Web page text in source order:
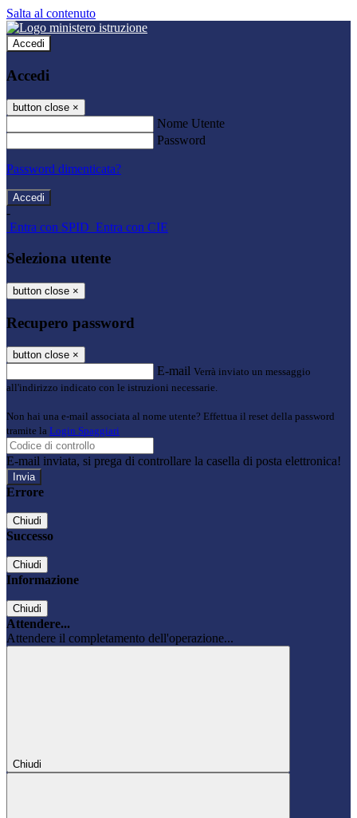
Salta al contenuto
Accedi
Accedi
button close ×
Nome Utente
Password
Password dimenticata?
-
Entra con SPID Entra con CIE
Seleziona utente
button close ×
Recupero password
button close ×
E-mail Verrà inviato un messaggio
all'indirizzo indicato con le istruzioni necessarie.
Non hai una e-mail associata al nome utente? Effettua il reset della password
tramite la Login Spaggiari
E-mail inviata, si prega di controllare la casella di posta elettronica!
Errore
Chiudi
Successo
Chiudi
Informazione
Chiudi
Attendere...
Attendere il completamento dell'operazione...
Chiudi